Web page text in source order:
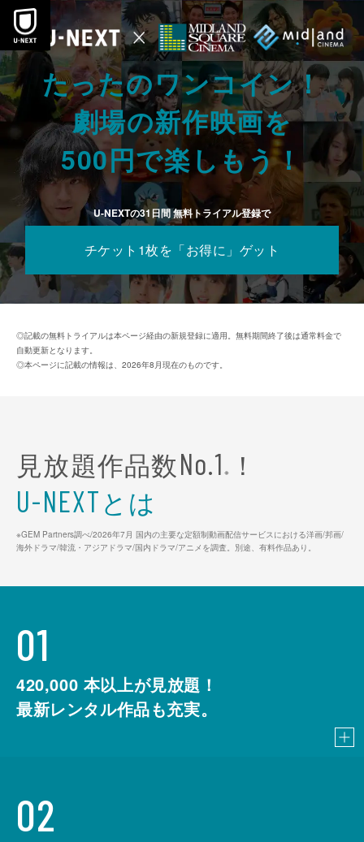
本文へスキップ
たったのワンコイン！
劇場の新作映画を
500円で楽しもう！
U-NEXTの31日間 無料トライアル登録で
チケット1枚を「お得に」ゲット
◎記載の無料トライアルは本ページ経由の新規登録に適用。無料期間終了後は通常料金で
自動更新となります。
◎本ページに記載の情報は、2026年8月現在のものです。
見放題作品数No.1 ※ ！
U-NEXTとは
※GEM Partners調べ/2026年7⽉ 国内の主要な定額制動画配信サービスにおける洋画/邦画/
海外ドラマ/韓流・アジアドラマ/国内ドラマ/アニメを調査。別途、有料作品あり。
01
420,000 本以上が見放題！
最新レンタル作品も充実。
02